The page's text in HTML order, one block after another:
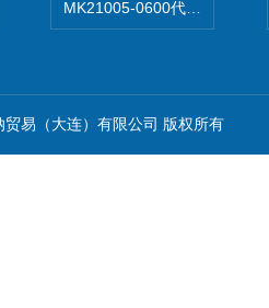
MK21005-0600代理德国MK
易（大连）有限公司 版权所有